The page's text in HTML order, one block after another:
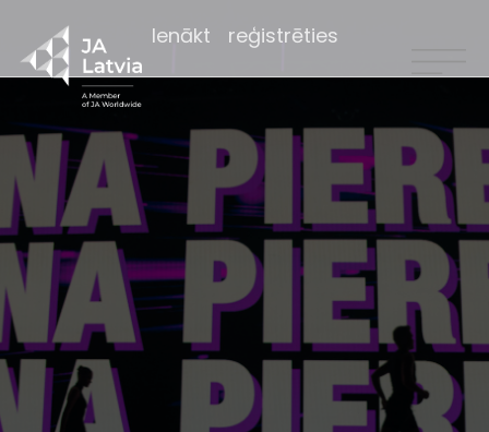
Ienākt reģistrēties